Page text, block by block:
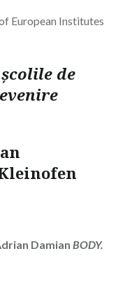
European Institutes
de
Damian BODY.